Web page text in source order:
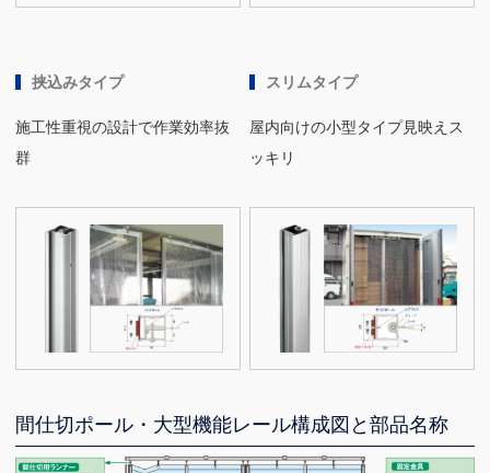
挟込みタイプ
施工性重視の設計で作業効率抜
群
スリムタイプ
屋内向けの小型タイプ見映えス
ッキリ
間仕切ポール・大型機能レール構成図と部品名称